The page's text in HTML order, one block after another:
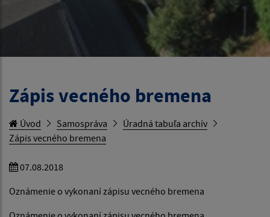
Zápis vecného bremena
Úvod Samospráva
Úradná tabuľa archív
Zápis vecného bremena
07.08.2018
Oznámenie o vykonaní zápisu vecného bremena